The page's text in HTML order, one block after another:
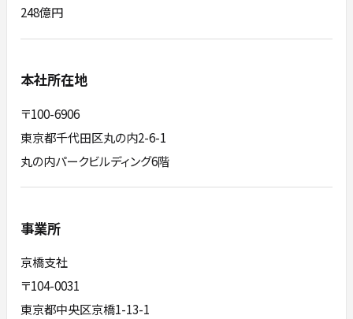
248億円
本社所在地
〒100-6906
東京都千代田区丸の内2-6-1
丸の内パークビルディング6階
事業所
京橋支社
〒104-0031
東京都中央区京橋1-13-1